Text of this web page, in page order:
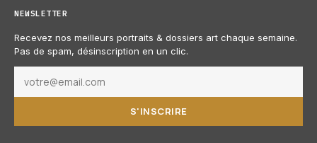
NEWSLETTER
Recevez nos meilleurs portraits & dossiers art chaque semaine.
Pas de spam, désinscription en un clic.
S'INSCRIRE